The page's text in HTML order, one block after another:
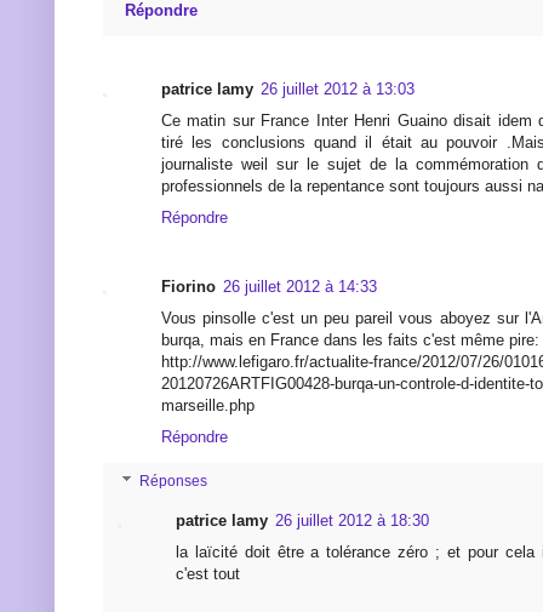
Répondre
patrice lamy 26 juillet 2012 à 13:03
Ce matin sur France Inter Henri Guaino disait idem
tiré les conclusions quand il était au pouvoir
journaliste weil sur le sujet de la
professionnels de la repentance sont toujours aussi
Répondre
Fiorino 26 juillet 2012 à 14:33
Vous pinsolle c'est un peu pareil vous aboyez sur
burqa, mais en France dans les faits c'est même pire:
http://www.lefigaro.fr/actualite-france/2012/07/26/
20120726ARTFIG00428-burqa-un-controle-d-identite-
marseille.php
Répondre
Réponses
patrice lamy 26 juillet 2012 à 18:30
la laïcité doit être a tolérance zéro ; et pour cela
c'est tout